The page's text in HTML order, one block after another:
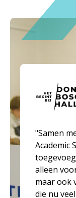
"Samen
Academic
alleen
maar ook
die nu